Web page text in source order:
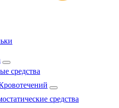
средства
средства